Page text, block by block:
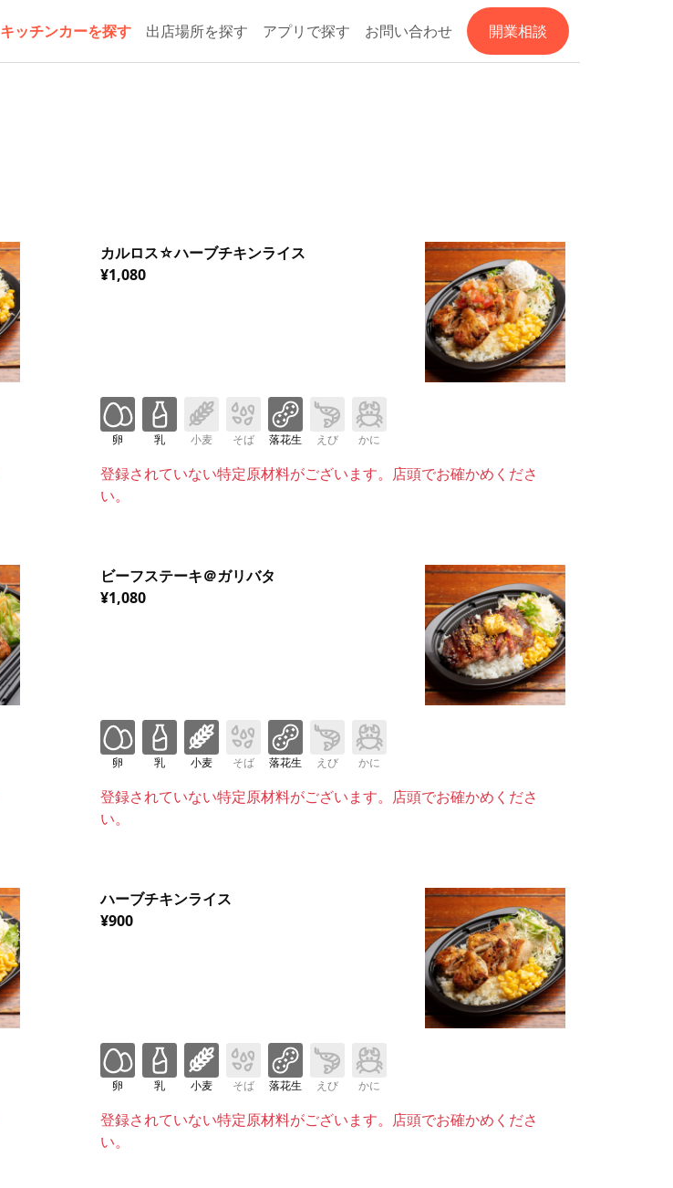
キッチンカーを探す 出店場所を探す アプリで探す お問い合わせ 開業相談
カルロス☆ハーブチキンライス
¥1,080
卵 乳 小麦 そば 落花生 えび かに
登録されていない特定原材料がございます。店頭でお確かめくださ
い。
ビーフステーキ＠ガリバタ
¥1,080
卵 乳 小麦 そば 落花生 えび かに
登録されていない特定原材料がございます。店頭でお確かめくださ
い。
ハーブチキンライス
¥900
卵 乳 小麦 そば 落花生 えび かに
登録されていない特定原材料がございます。店頭でお確かめくださ
い。